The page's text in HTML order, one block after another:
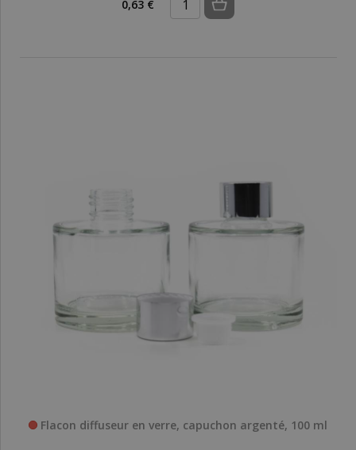
0,63 €
Flacon diffuseur en verre, capuchon argenté, 100 ml